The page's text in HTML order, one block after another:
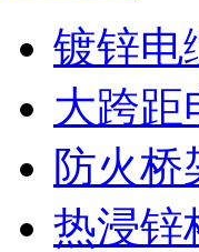
镀锌电
大跨距
防火桥
热浸锌